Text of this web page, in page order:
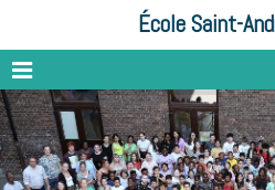
École Saint-